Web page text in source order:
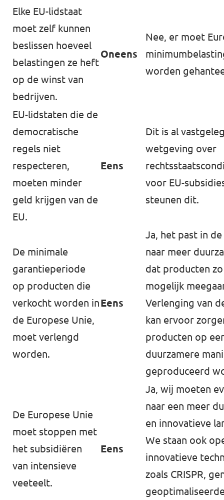
Elke EU-lidstaat
moet zelf kunnen
beslissen hoeveel
belastingen ze heft
op de winst van
bedrijven.
Oneens
Nee, er moet
worden
EU-lidstaten die de
democratische
regels niet
respecteren,
moeten minder
geld krijgen van de
EU.
Eens
Dit is al
wetgeving over
voor EU-
steunen dit.
De minimale
garantieperiode
op producten die
verkocht worden in
de Europese Unie,
moet verlengd
worden.
Eens
Ja, het past in
naar meer
dat producten
mogelijk
Verlenging van
kan ervoor
producten op
duurzamere
geproduceerd
De Europese Unie
moet stoppen met
het subsidiëren
van intensieve
veeteelt.
Eens
Ja, wij moeten
naar een meer
en innovatieve
We staan ook
innovatieve
zoals CRISPR,